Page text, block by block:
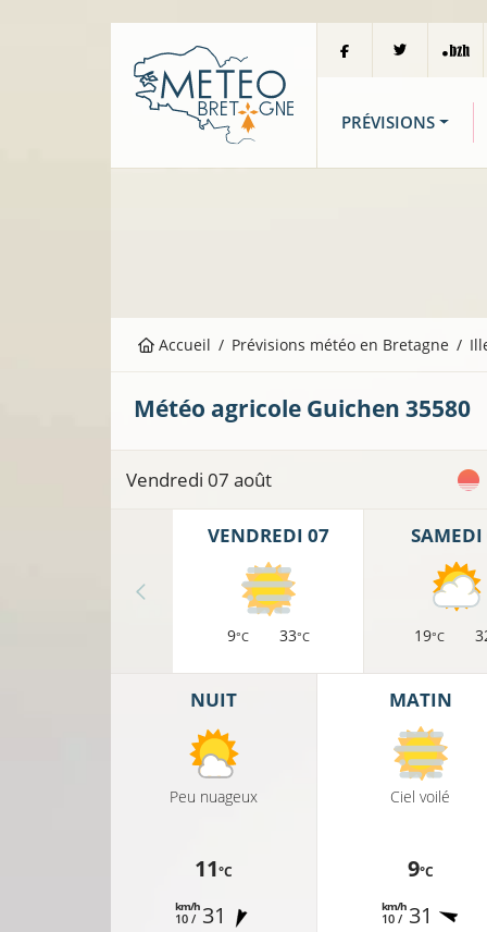
PRÉVISIONS
Accueil Prévisions météo en Bretagne
Météo agricole Guichen 35580
Vendredi 07 août
VENDREDI 07
9°C 33°C
SAMEDI
19°C
NUIT
Peu nuageux
11°C
10 /
km/h 31
MATIN
Ciel voilé
9°C
10 /
km/h 31 11°C